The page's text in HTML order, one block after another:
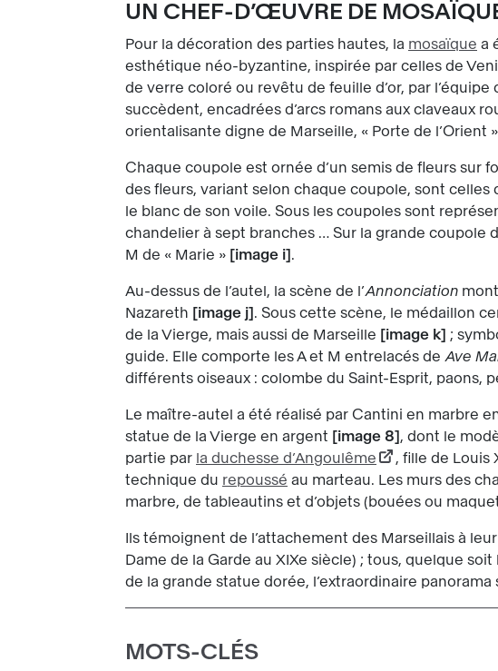
UN CHEF-D’ŒUVRE DE
Pour la décoration des parties hautes, la mosaïque a
esthétique néo-byzantine, inspirée par celles de
de verre coloré ou revêtu de feuille d’or, par
succèdent, encadrées d’arcs romans aux claveaux
orientalisante digne de Marseille, « Porte de l’Orient
Chaque coupole est ornée d’un semis de fleurs sur
des fleurs, variant selon chaque coupole, sont
le blanc de son voile. Sous les coupoles sont
chandelier à sept branches … Sur la grande coupole
M de « Marie »
image i .
Au-dessus de l’autel, la scène de l’Annonciation
Nazareth
image j . Sous cette scène, le médaillon
de la Vierge, mais aussi de Marseille
image k
;
guide. Elle comporte les A et M entrelacés de Ave
différents oiseaux : colombe du Saint-Esprit, paons,
Le maître-autel a été réalisé par Cantini en marbre
statue de la Vierge en argent
image 8 , dont le
partie par la duchesse d’Angoulême
, fille de Louis
technique du repoussé au marteau. Les murs des
marbre, de tableautins et d’objets (bouées ou
Ils témoignent de l’attachement des Marseillais à
Dame de la Garde au XIXe siècle) ; tous, quelque
de la grande statue dorée, l’extraordinaire
MOTS-CLÉS